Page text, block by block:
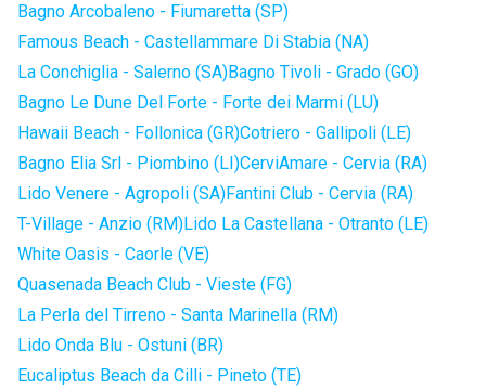
Bagno Arcobaleno - Fiumaretta (SP)
Famous Beach - Castellammare Di Stabia (NA)
La Conchiglia - Salerno (SA)Bagno Tivoli - Grado (GO)
Bagno Le Dune Del Forte - Forte dei Marmi (LU)
Hawaii Beach - Follonica (GR)Cotriero - Gallipoli (LE)
Bagno Elia Srl - Piombino (LI)CerviAmare - Cervia (RA)
Lido Venere - Agropoli (SA)Fantini Club - Cervia (RA)
T-Village - Anzio (RM)Lido La Castellana - Otranto (LE)
White Oasis - Caorle (VE)
Quasenada Beach Club - Vieste (FG)
La Perla del Tirreno - Santa Marinella (RM)
Lido Onda Blu - Ostuni (BR)
Eucaliptus Beach da Cilli - Pineto (TE)